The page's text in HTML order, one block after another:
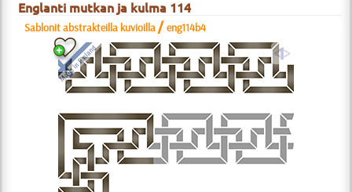
Englanti mutkan ja kulma 114
Sablonit abstrakteilla kuvioilla /eng114b4
a